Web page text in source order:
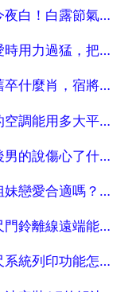
07-04 露從今夜白！白露節氣，養生該如何做？
07-04 剛戀愛時用力過猛，把熱情消耗殆盡的星座有哪些？
07-04 宿將舊卒什麼肖，宿將舊卒是什麼生肖
07-04 一匹的空調能用多大平公尺，大一匹空調適合多少平方公尺
07-04 分手後男的說傷心了什麼意思
07-04 兄弟姐妹戀愛合適嗎？姐弟戀真的合適嗎
07-04 小公尺門鈴離線遠端能操作嗎
07-04 小公尺系統列印功能怎麼用，小公尺手機如何列印檔案
07-04